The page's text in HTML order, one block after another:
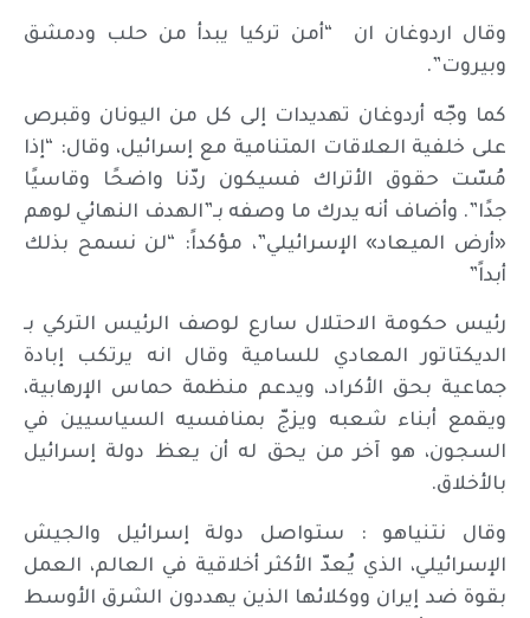
وقال اردوغان ان “أمن تركيا يبدأ من حلب ودمشق
وبيروت”.
كما وجّه أردوغان تهديدات إلى كل من اليونان وقبرص
على خلفية العلاقات المتنامية مع إسرائيل، وقال: “إذا
مُسّت حقوق الأتراك فسيكون ردّنا واضحًا وقاسيًا
جدًا”. وأضاف أنه يدرك ما وصفه بـ”الهدف النهائي لوهم
«أرض الميعاد» الإسرائيلي”، مؤكداً: “لن نسمح بذلك
أبداً”
رئيس حكومة الاحتلال سارع لوصف الرئيس التركي بـ
الديكتاتور المعادي للسامية وقال انه يرتكب إبادة
جماعية بحق الأكراد، ويدعم منظمة حماس الإرهابية،
ويقمع أبناء شعبه ويزجّ بمنافسيه السياسيين في
السجون، هو آخر من يحق له أن يعظ دولة إسرائيل
بالأخلاق.
وقال نتنياهو : ستواصل دولة إسرائيل والجيش
الإسرائيلي، الذي يُعدّ الأكثر أخلاقية في العالم، العمل
بقوة ضد إيران ووكلائها الذين يهددون الشرق الأوسط